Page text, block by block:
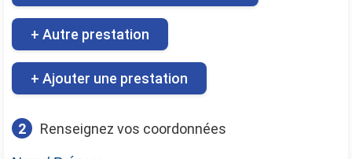
+ Autre prestation
+ Ajouter une prestation
2 Renseignez vos coordonnées